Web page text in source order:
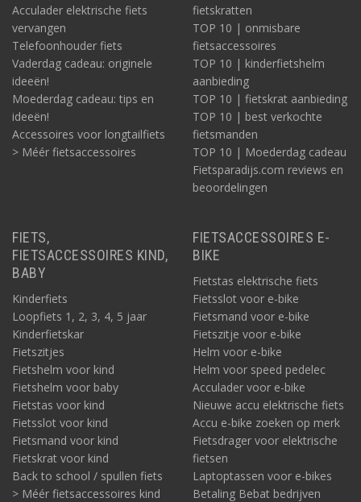
Acculader elektrische fiets
vervangen
Telefoonhouder fiets
Vaderdag cadeau: originele
ideeën!
Moederdag cadeau: tips en
ideeën!
Accessoires voor longtailfiets
> Méér fietsaccessoires
fietskratten
TOP 10 | onmisbare
fietsaccessoires
TOP 10 | kinderfietshelm
aanbieding
TOP 10 | fietskrat aanbieding
TOP 10 | best verkochte
fietsmanden
TOP 10 | Moederdag cadeau
Fietsparadijs.com reviews en
beoordelingen
FIETS,
FIETSACCESSOIRES KIND,
BABY
Kinderfiets
Loopfiets 1, 2, 3, 4, 5 jaar
Kinderfietskar
Fietszitjes
Fietshelm voor kind
Fietshelm voor baby
Fietstas voor kind
Fietsslot voor kind
Fietsmand voor kind
Fietskrat voor kind
Back to school / spullen fiets
> Méér fietsaccessoires kind
FIETSACCESSOIRES E-
BIKE
Fietstas elektrische fiets
Fietsslot voor e-bike
Fietsmand voor e-bike
Fietszitje voor e-bike
Helm voor e-bike
Helm voor speed pedelec
Acculader voor e-bike
Nieuwe accu elektrische fiets
Accu e-bike zoeken op merk
Fietsdrager voor elektrische
fietsen
Laptoptassen voor e-bikes
Betaling Bebat bedrijven